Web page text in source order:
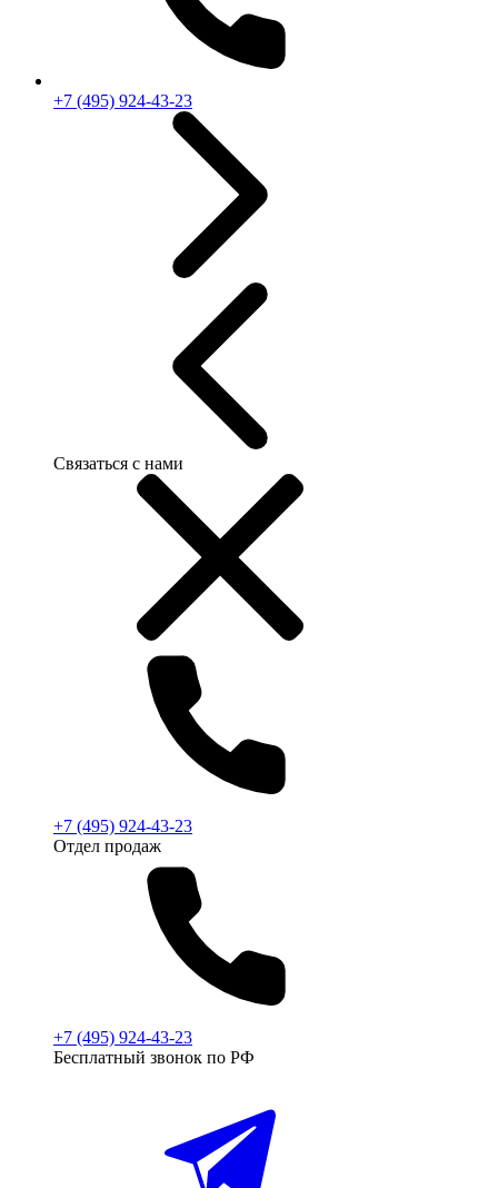
+7 (495) 924-43-23
Связаться с нами
+7 (495) 924-43-23
Отдел продаж
+7 (495) 924-43-23
Бесплатный звонок по РФ